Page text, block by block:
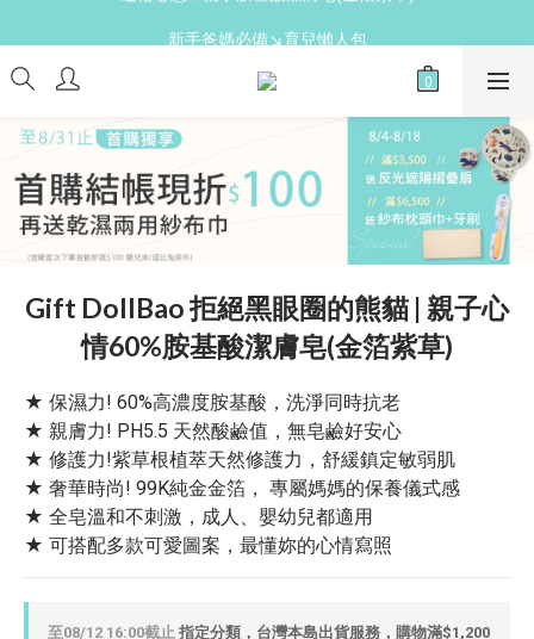
免費領↘逗寶媽媽禮
送禮心意↘親子胺基酸潔膚皂(金箔紫草)
新手爸媽必備↘育兒懶人包
Gift DollBao 拒絕黑眼圈的熊貓 | 親子心
情60%胺基酸潔膚皂(金箔紫草)
★ 保濕力! 60%高濃度胺基酸，洗淨同時抗老
★ 親膚力! PH5.5 天然酸鹼值，無皂鹼好安心
★ 修護力!紫草根植萃天然修護力，舒緩鎮定敏弱肌
★ 奢華時尚! 99K純金金箔， 專屬媽媽的保養儀式感
★ 全皂溫和不刺激，成人、嬰幼兒都適用
★ 可搭配多款可愛圖案，最懂妳的心情寫照
至08/12 16:00截止 指定分類，台灣本島出貨服務，購物滿$1,200